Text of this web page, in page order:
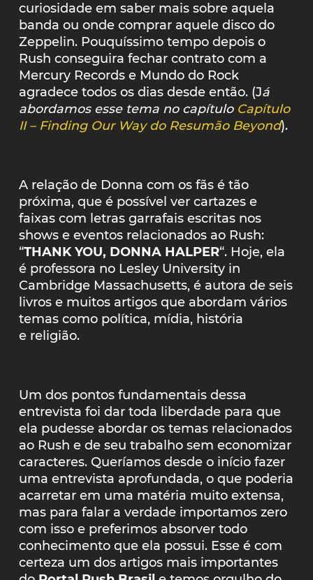
curiosidade em saber mais sobre aquela
banda ou onde comprar aquele disco do
Zeppelin. Pouquíssimo tempo depois o
Rush conseguira fechar contrato com a
Mercury Records e Mundo do Rock
agradece todos os dias desde então. (Já
abordamos esse tema no capítulo Capítulo
II – Finding Our Way do Resumão Beyond).
A relação de Donna com os fãs é tão
próxima, que é possível ver cartazes e
faixas com letras garrafais escritas nos
shows e eventos relacionados ao Rush:
“THANK YOU, DONNA HALPER“. Hoje, ela
é professora no Lesley University in
Cambridge Massachusetts, é autora de seis
livros e muitos artigos que abordam vários
temas como política, mídia, história
e religião.
Um dos pontos fundamentais dessa
entrevista foi dar toda liberdade para que
ela pudesse abordar os temas relacionados
ao Rush e de seu trabalho sem economizar
caracteres. Queríamos desde o início fazer
uma entrevista aprofundada, o que poderia
acarretar em uma matéria muito extensa,
mas para falar a verdade importamos zero
com isso e preferimos absorver todo
conhecimento que ela possui. Esse é com
certeza um dos artigos mais importantes